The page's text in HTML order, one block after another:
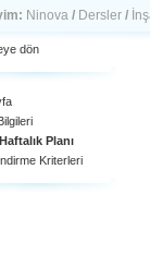
Ninova / Dersler /
dön
Planı
Kriterleri